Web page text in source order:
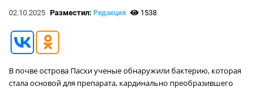
02.10.2025 Разместил: Редакция 1538
В почве острова Пасхи ученые обнаружили бактерию, которая
стала основой для препарата, кардинально преобразившего